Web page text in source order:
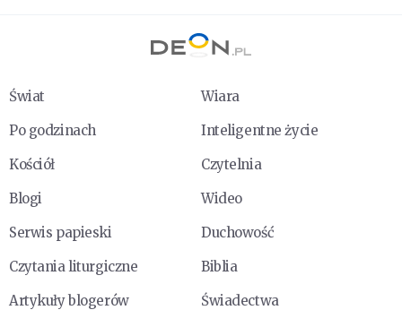
Świat
Wiara
Po godzinach
Inteligentne życie
Kościół
Czytelnia
Blogi
Wideo
Serwis papieski
Duchowość
Czytania liturgiczne
Biblia
Artykuły blogerów
Świadectwa